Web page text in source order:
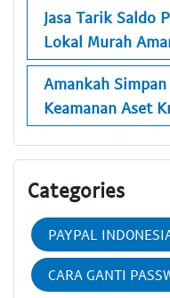
Jasa Tarik Saldo
Lokal Murah
Amankah
Keamanan Aset
Categories
PAYPAL
CARA GANTI